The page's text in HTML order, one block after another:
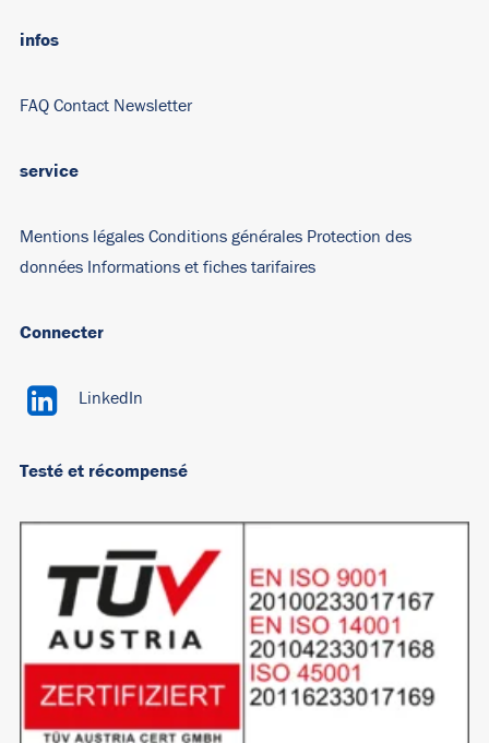
service
Mentions légales Conditions générales Protection des
données Informations et fiches tarifaires
infos
FAQ Contact Newsletter
Connecter
LinkedIn
Testé et récompensé